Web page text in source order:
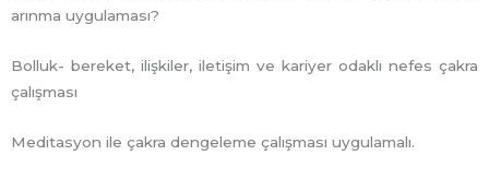
arınma uygulaması?
Bolluk- bereket, ilişkiler, iletişim ve kariyer odaklı nefes çakra
çalışması
Meditasyon ile çakra dengeleme çalışması uygulamalı.